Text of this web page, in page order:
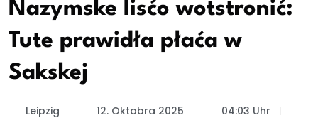
Nazymske lisćo wotstronić:
Tute prawidła płaća w
Sakskej
Leipzig 12. Oktobra 2025 04:03 Uhr